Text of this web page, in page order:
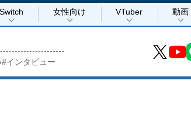
Switch 女性向け VTuber 動画
#インタビュー